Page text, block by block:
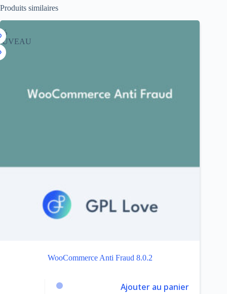
Produits similaires
WooCommerce Anti Fraud 8.0.2
Ajouter au panier